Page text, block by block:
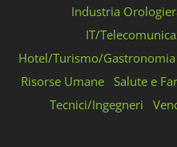
Industria
IT/
Hotel/Turismo/Gastronomia
Risorse Umane
Salute e
Tecnici/Ingegneri